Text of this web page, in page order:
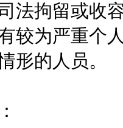
法拘留或收
较为严重个
形的人员。